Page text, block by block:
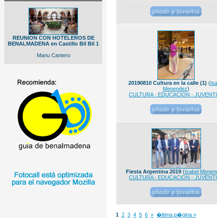
REUNION CON HOTELEROS DE
BENALMADENA en Castillo Bil Bil 1
Manu Cantero
20190810 Cultura en la calle (1) (
Menendez)
CULTURA - EDUCACION -
Fiesta Argentina 2019(Isabel
CULTURA - EDUCACION -
1 2 3 4 5 6 » �ltima p�gina »